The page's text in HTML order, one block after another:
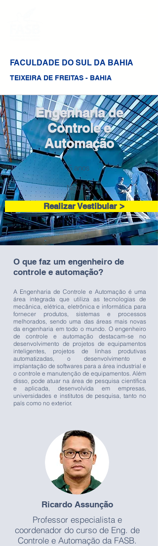
FACULDADE DO SUL DA BAHIA
TEIXEIRA DE FREITAS - BAHIA
Engenharia de
Controle e
Automação
5 anos
Noturno
Realizar Vestibular >
O que faz um engenheiro de
controle e automação?
A Engenharia de Controle e Automação é uma
área integrada que utiliza as tecnologias de
mecânica, elétrica, eletrônica e informática para
fornecer produtos, sistemas e processos
melhorados, sendo uma das áreas mais novas
da engenharia em todo o mundo. O engenheiro
de controle e automação destacam-se no
desenvolvimento de projetos de equipamentos
inteligentes, projetos de linhas produtivas
automatizadas, o desenvolvimento e
implantação de softwares para a área industrial e
o controle e manutenção de equipamentos. Além
disso, pode atuar na área de pesquisa científica
e aplicada, desenvolvida em empresas,
universidades e institutos de pesquisa, tanto no
país como no exterior.
Ricardo Assunção
Professor especialista e
coordenador do curso de Eng. de
Controle e Automação da FASB.